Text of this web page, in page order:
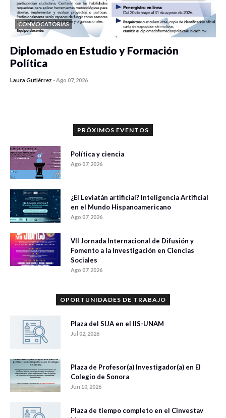
CONVOCATORIAS
Diplomado en Estudio y Formación
Política
Laura Gutiérrez -Ago 07, 2026
PRÓXIMOS EVENTOS
Política y ciencia
Ago 07, 2026
¿El Leviatán artificial? Inteligencia Artificial
en el Mundo Hispanoamericano
Ago 07, 2026
VII Jornada Internacional de Difusión y
Fomento a la Investigación en Ciencias
Sociales
Ago 07, 2026
OPORTUNIDADES DE TRABAJO
Plaza del SIJA en el IIS-UNAM
Jul 02, 2026
Plaza de Profesor(a) Investigador(a) en El
Colegio de Sonora
Jun 10, 2026
Plaza de tiempo completo en el Cinvestav